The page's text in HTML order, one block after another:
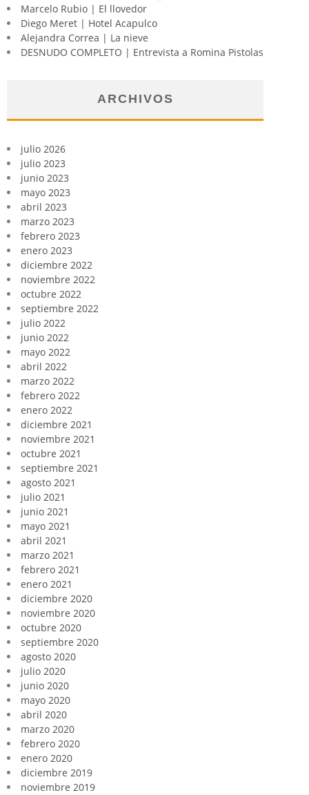
Marcelo Rubio | El llovedor
Diego Meret | Hotel Acapulco
Alejandra Correa | La nieve
DESNUDO COMPLETO | Entrevista a Romina Pistolas
ARCHIVOS
julio 2026
julio 2023
junio 2023
mayo 2023
abril 2023
marzo 2023
febrero 2023
enero 2023
diciembre 2022
noviembre 2022
octubre 2022
septiembre 2022
julio 2022
junio 2022
mayo 2022
abril 2022
marzo 2022
febrero 2022
enero 2022
diciembre 2021
noviembre 2021
octubre 2021
septiembre 2021
agosto 2021
julio 2021
junio 2021
mayo 2021
abril 2021
marzo 2021
febrero 2021
enero 2021
diciembre 2020
noviembre 2020
octubre 2020
septiembre 2020
agosto 2020
julio 2020
junio 2020
mayo 2020
abril 2020
marzo 2020
febrero 2020
enero 2020
diciembre 2019
noviembre 2019